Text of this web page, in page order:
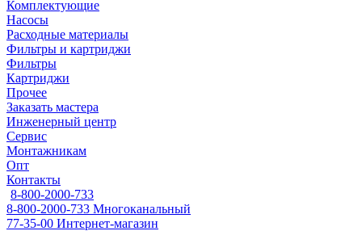
Комплектующие
Насосы
Расходные материалы
Фильтры и картриджи
Фильтры
Картриджи
Прочее
Заказать мастера
Инженерный центр
Сервис
Монтажникам
Опт
Контакты
8-800-2000-733
8-800-2000-733 Многоканальный
77-35-00 Интернет-магазин